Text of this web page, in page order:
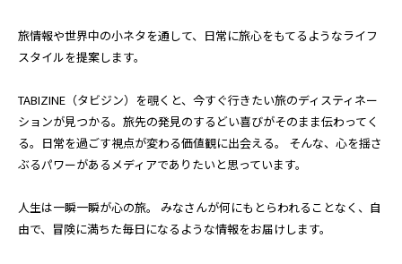
旅情報や世界中の小ネタを通して、日常に旅心をもてるようなライフ
スタイルを提案します。
TABIZINE（タビジン）を覗くと、今すぐ行きたい旅のディスティネー
ションが見つかる。旅先の発見のするどい喜びがそのまま伝わってく
る。日常を過ごす視点が変わる価値観に出会える。 そんな、心を揺さ
ぶるパワーがあるメディアでありたいと思っています。
人生は一瞬一瞬が心の旅。 みなさんが何にもとらわれることなく、自
由で、冒険に満ちた毎日になるような情報をお届けします。